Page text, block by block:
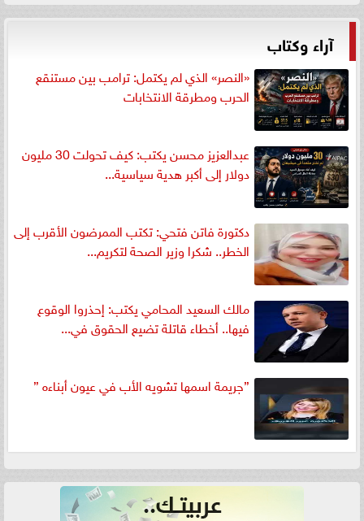
آراء وكتاب
«النصر» الذي لم يكتمل: ترامب بين مستنقع
الحرب ومطرقة الانتخابات
عبدالعزيز محسن يكتب: كيف تحولت 30 مليون
دولار إلى أكبر هدية سياسية...
دكتورة فاتن فتحي: تكتب الممرضون الأقرب إلى
الخطر.. شكرا وزير الصحة لتكريم...
مالك السعيد المحامي يكتب: إحذروا الوقوع
فيها.. أخطاء قاتلة تضيع الحقوق في...
”جريمة اسمها تشويه الأب في عيون أبناءه ”